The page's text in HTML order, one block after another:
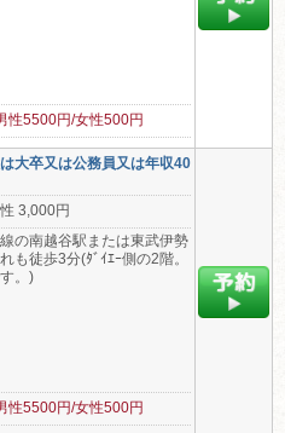
性5500円/女性500円
大卒又は公務員又は年収40
3,000円
の南越谷駅または東武伊勢
も徒歩3分(ﾀﾞｲｴｰ側の2階。
。)
性5500円/女性500円